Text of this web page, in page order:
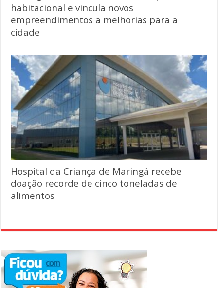
habitacional e vincula novos
empreendimentos a melhorias para a
cidade
Hospital da Criança de Maringá recebe
doação recorde de cinco toneladas de
alimentos